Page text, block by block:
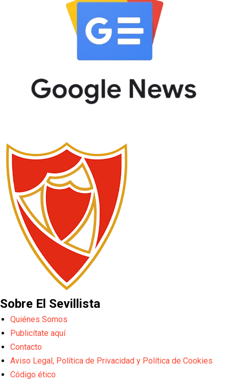
Sobre El Sevillista
Quiénes Somos
Publicítate aquí
Contacto
Aviso Legal, Política de Privacidad y Política de Cookies
Código ético